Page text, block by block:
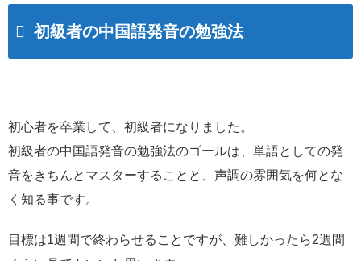
初級者の中国語発音の勉強法
初心者を卒業して、初級者になりました。
初級者の中国語発音の勉強法のゴールは、単語としての発
音をきちんとマスターすることと、声調の雰囲気を何とな
く知る事です。
目標は1週間で終わらせることですが、難しかったら2週間